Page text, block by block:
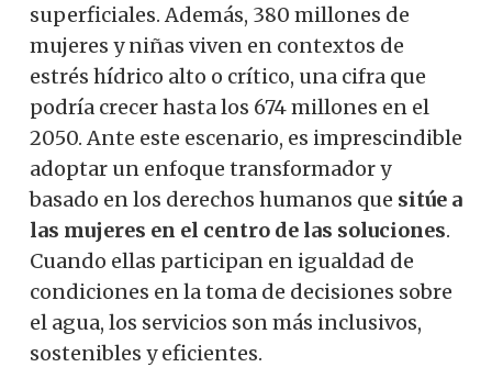
superficiales. Además, 380 millones de
mujeres y niñas viven en contextos de
estrés hídrico alto o crítico, una cifra que
podría crecer hasta los 674 millones en el
2050. Ante este escenario, es imprescindible
adoptar un enfoque transformador y
basado en los derechos humanos que sitúe a
las mujeres en el centro de las soluciones.
Cuando ellas participan en igualdad de
condiciones en la toma de decisiones sobre
el agua, los servicios son más inclusivos,
sostenibles y eficientes.